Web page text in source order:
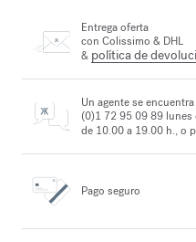
Entrega oferta
con Colissimo & DHL
& política de
Un agente se
(0)1 72 95 09 89 lunes
de 10.00 a 19.00 h., o
Pago seguro